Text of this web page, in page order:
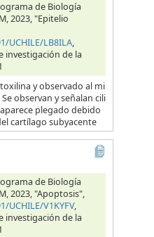
de Biología
2023, "Epitelio
UCHILE/LB8ILA,
investigación de la
y observado al mi
observan y señalan cili
plegado debido
cartílago subyacente
de Biología
2023, "Apoptosis",
V1KYFV,
investigación de la